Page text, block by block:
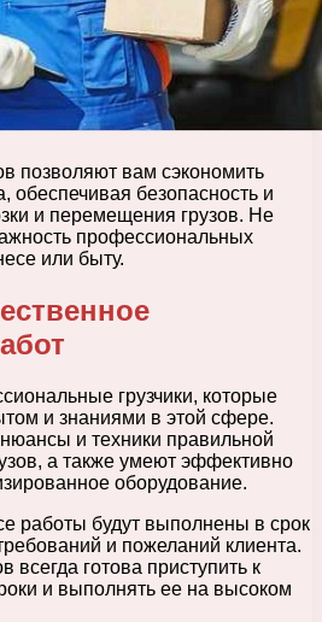
позволяют вам сэкономить
обеспечивая безопасность и
и перемещения грузов. Не
профессиональных
или быту.
грузчики, которые
и знаниями в этой сфере.
и техники правильной
а также умеют эффективно
оборудование.
работы будут выполнены в срок
и пожеланий клиента.
всегда готова приступить к
и выполнять ее на высоком